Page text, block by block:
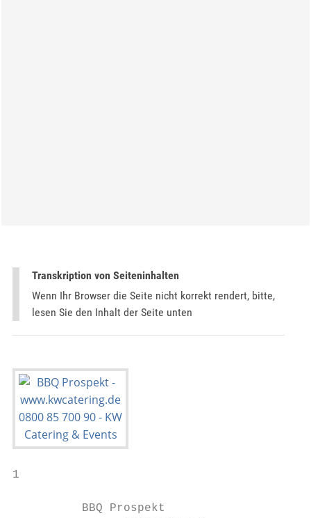
Transkription von Seiteninhalten
Wenn Ihr Browser die Seite nicht korrekt rendert, bitte,
lesen Sie den Inhalt der Seite unten
1
          BBQ Prospekt